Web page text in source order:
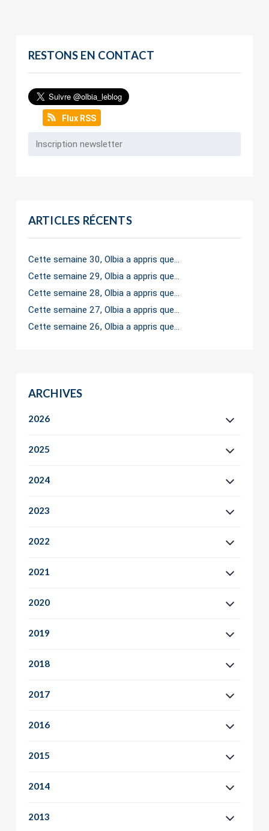
RESTONS EN CONTACT
Flux RSS
ARTICLES RÉCENTS
Cette semaine 30, Olbia a appris que…
Cette semaine 29, Olbia a appris que…
Cette semaine 28, Olbia a appris que…
Cette semaine 27, Olbia a appris que…
Cette semaine 26, Olbia a appris que…
ARCHIVES
2026
2025
2024
2023
2022
2021
2020
2019
2018
2017
2016
2015
2014
2013